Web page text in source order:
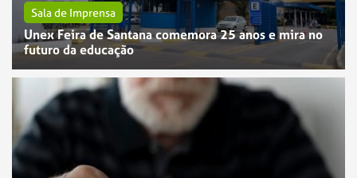
Sala de Imprensa
Unex Feira de Santana comemora 25 anos e mira no
futuro da educação